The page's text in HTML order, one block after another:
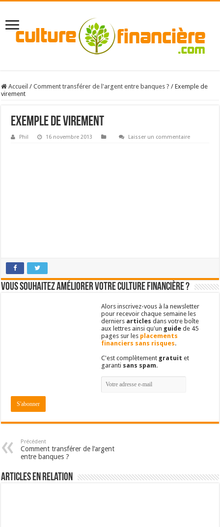
Accueil / Comment transférer de l'argent entre banques ? / Exemple de
virement
Exemple de virement
Phil 16 novembre 2013 Laisser un commentaire
Vous souhaitez améliorer votre culture financière ?
Alors inscrivez-vous à la newsletter
pour recevoir chaque semaine les
derniers articles dans votre boîte
aux lettres ainsi qu'un guide de 45
pages sur les placements
financiers sans risques.
C'est complètement gratuit et
garanti sans spam.
Précédent
Comment transférer de l’argent
entre banques ?
Articles en relation